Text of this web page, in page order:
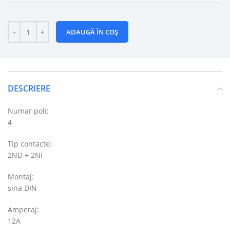
ADAUGĂ ÎN COȘ
DESCRIERE
Numar poli:
4
Tip contacte:
2ND + 2NI
Montaj:
sina DIN
Amperaj:
12A